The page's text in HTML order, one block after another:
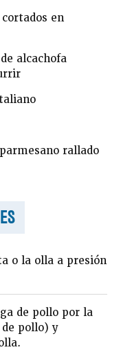
en
alcachofa
rallado
o la olla a presión
de pollo por la
pollo) y